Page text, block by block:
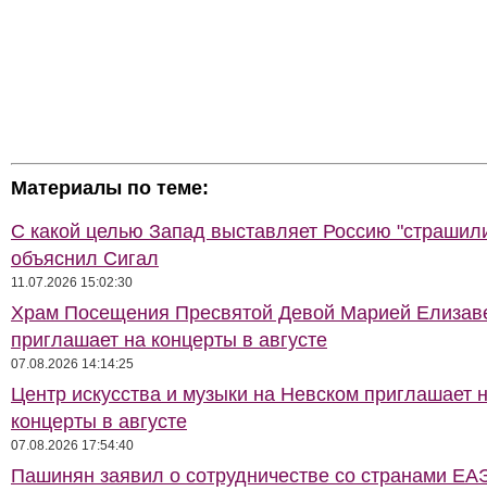
Материалы по теме:
С какой целью Запад выставляет Россию
объяснил Сигал
11.07.2026 15:02:30
Храм Посещения Пресвятой Девой Марией
приглашает на концерты в августе
07.08.2026 14:14:25
Центр искусства и музыки на Невском приглашает
концерты в августе
07.08.2026 17:54:40
Пашинян заявил о сотрудничестве со странами